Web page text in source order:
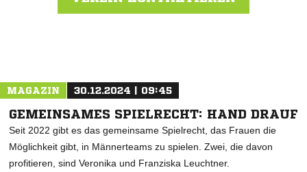
MAGAZIN 30.12.2024 | 09:45
GEMEINSAMES SPIELRECHT: HAND DRAUF
Seit 2022 gibt es das gemeinsame Spielrecht, das Frauen die
Möglichkeit gibt, in Männerteams zu spielen. Zwei, die davon
profitieren, sind Veronika und Franziska Leuchtner.